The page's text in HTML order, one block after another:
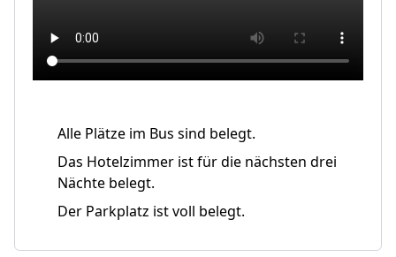
Alle Plätze im Bus sind belegt.
Das Hotelzimmer ist für die nächsten drei
Nächte belegt.
Der Parkplatz ist voll belegt.